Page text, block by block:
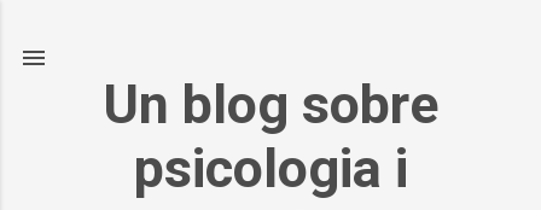
Un blog sobre
psicologia i